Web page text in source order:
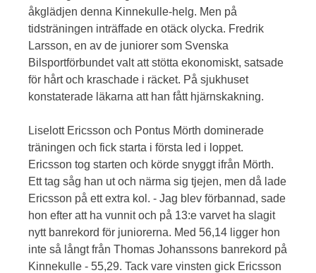
åkglädjen denna Kinnekulle-helg. Men på
tidsträningen inträffade en otäck olycka. Fredrik
Larsson, en av de juniorer som Svenska
Bilsportförbundet valt att stötta ekonomiskt, satsade
för hårt och kraschade i räcket. På sjukhuset
konstaterade läkarna att han fått hjärnskakning.
Liselott Ericsson och Pontus Mörth dominerade
träningen och fick starta i första led i loppet.
Ericsson tog starten och körde snyggt ifrån Mörth.
Ett tag såg han ut och närma sig tjejen, men då lade
Ericsson på ett extra kol. - Jag blev förbannad, sade
hon efter att ha vunnit och på 13:e varvet ha slagit
nytt banrekord för juniorerna. Med 56,14 ligger hon
inte så långt från Thomas Johanssons banrekord på
Kinnekulle - 55,29. Tack vare vinsten gick Ericsson